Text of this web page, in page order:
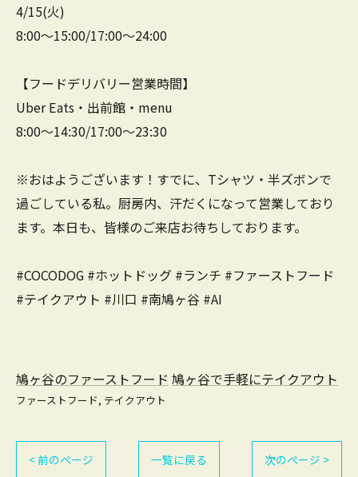
4/15(火)
8:00～15:00/17:00～24:00
【フードデリバリー営業時間】
Uber Eats・出前館・menu
8:00～14:30/17:00～23:30
※おはようございます！すでに、Tシャツ・半ズボンで
過ごしている私。厨房内、汗だくになって営業しており
ます。本日も、皆様のご来店お待ちしております。
#COCODOG #ホットドッグ #ランチ #ファーストフード
#テイクアウト #川口 #南鳩ヶ谷 #AI
鳩ヶ谷のファーストフード 鳩ヶ谷で手軽にテイクアウト
ファーストフード テイクアウト
< 前のページ 一覧に戻る 次のページ >